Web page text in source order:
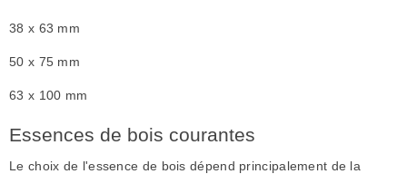
38 x 63 mm
50 x 75 mm
63 x 100 mm
Essences de bois courantes
Le choix de l'essence de bois dépend principalement de la